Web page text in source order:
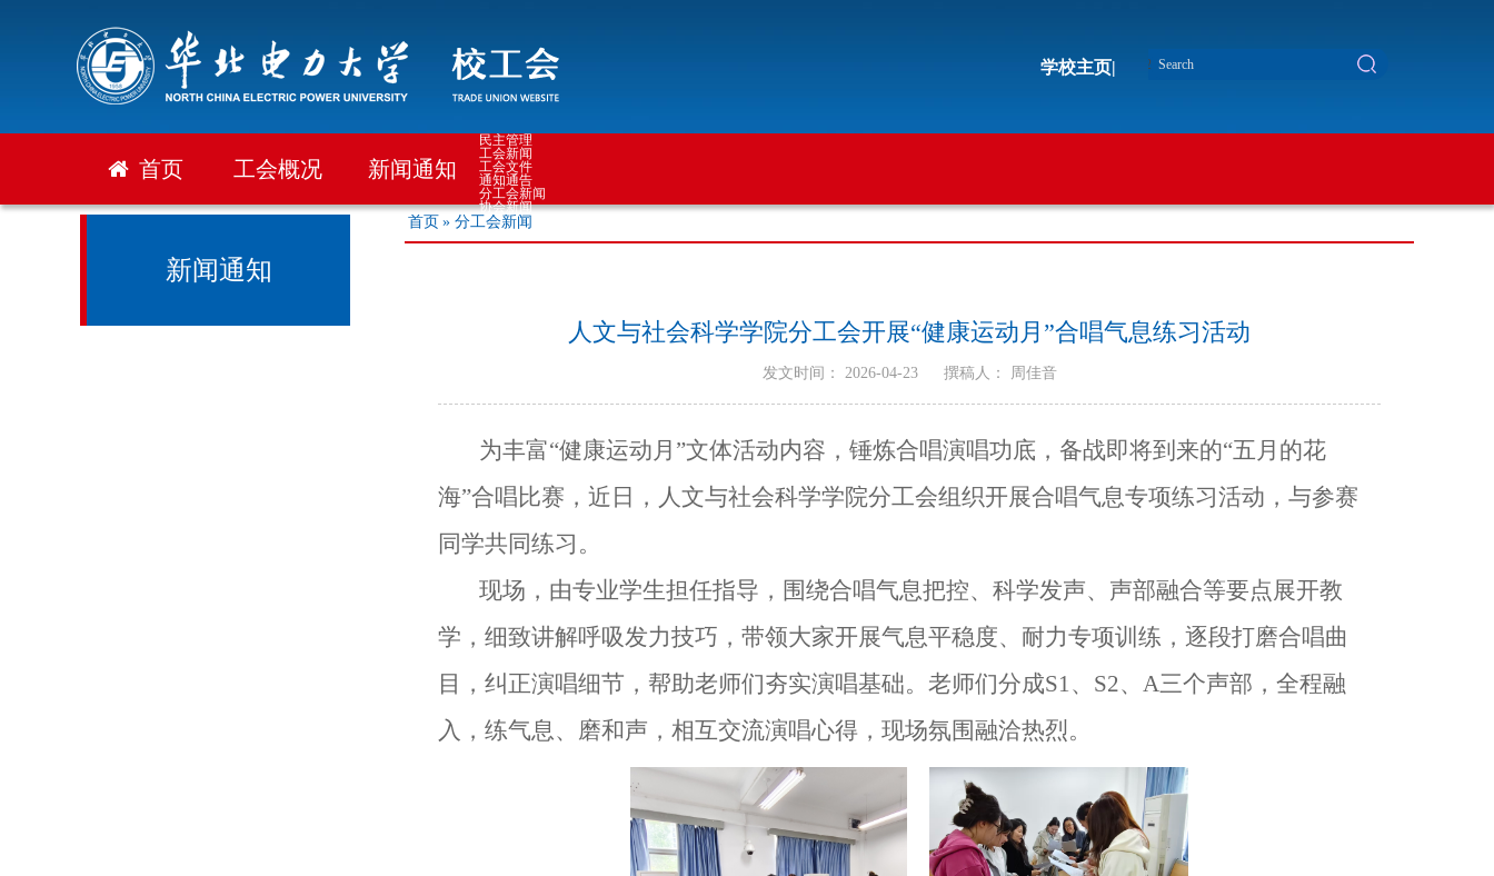
学校主页|
首页 工会概况 新闻通知
民主管理
工会新闻
工会文件
通知通告
分工会新闻
协会新闻
新闻通知
首页 » 分工会新闻
人文与社会科学学院分工会开展“健康运动月”合唱气息练习活动
发文时间： 2026-04-23 撰稿人： 周佳音
为丰富“健康运动月”文体活动内容，锤炼合唱演唱功底，备战即将到来的“五月的花
海”合唱比赛，近日，人文与社会科学学院分工会组织开展合唱气息专项练习活动，与参赛
同学共同练习。
现场，由专业学生担任指导，围绕合唱气息把控、科学发声、声部融合等要点展开教
学，细致讲解呼吸发力技巧，带领大家开展气息平稳度、耐力专项训练，逐段打磨合唱曲
目，纠正演唱细节，帮助老师们夯实演唱基础。老师们分成S1、S2、A三个声部，全程融
入，练气息、磨和声，相互交流演唱心得，现场氛围融洽热烈。